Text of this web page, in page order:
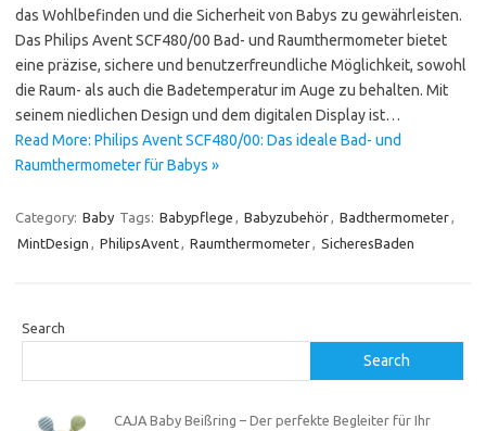
das Wohlbefinden und die Sicherheit von Babys zu gewährleisten.
Das Philips Avent SCF480/00 Bad- und Raumthermometer bietet
eine präzise, sichere und benutzerfreundliche Möglichkeit, sowohl
die Raum- als auch die Badetemperatur im Auge zu behalten. Mit
seinem niedlichen Design und dem digitalen Display ist…
Read More: Philips Avent SCF480/00: Das ideale Bad- und
Raumthermometer für Babys »
Category: Baby Tags: Babypflege , Babyzubehör, Badthermometer,
MintDesign , PhilipsAvent, Raumthermometer, SicheresBaden
Search
Search
CAJA Baby Beißring – Der perfekte Begleiter für Ihr